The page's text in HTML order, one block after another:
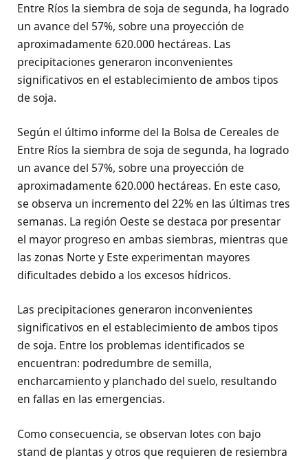
Entre Ríos la siembra de soja de segunda, ha logrado
un avance del 57%, sobre una proyección de
aproximadamente 620.000 hectáreas. Las
precipitaciones generaron inconvenientes
significativos en el establecimiento de ambos tipos
de soja.
Según el último informe del la Bolsa de Cereales de
Entre Ríos la siembra de soja de segunda, ha logrado
un avance del 57%, sobre una proyección de
aproximadamente 620.000 hectáreas. En este caso,
se observa un incremento del 22% en las últimas tres
semanas. La región Oeste se destaca por presentar
el mayor progreso en ambas siembras, mientras que
las zonas Norte y Este experimentan mayores
dificultades debido a los excesos hídricos.
Las precipitaciones generaron inconvenientes
significativos en el establecimiento de ambos tipos
de soja. Entre los problemas identificados se
encuentran: podredumbre de semilla,
encharcamiento y planchado del suelo, resultando
en fallas en las emergencias.
Como consecuencia, se observan lotes con bajo
stand de plantas y otros que requieren de resiembra